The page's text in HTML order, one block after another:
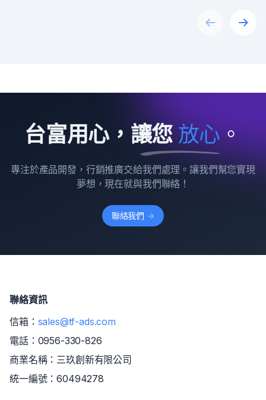
PreviousNext
台富用心，讓您放心。
專注於產品開發，行銷推廣交給我們處理。讓我們幫您實現
夢想，現在就與我們聯絡！
聯絡我們 ->
聯絡資訊
信箱： sales@tf-ads.com
電話： 0956-330-826
商業名稱：三玖創新有限公司
統一編號：60494278